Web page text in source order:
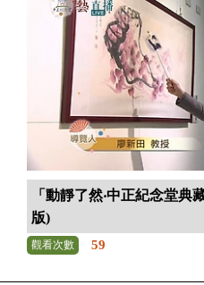
「動靜了然‧中正紀念堂
版)
觀看次數 59